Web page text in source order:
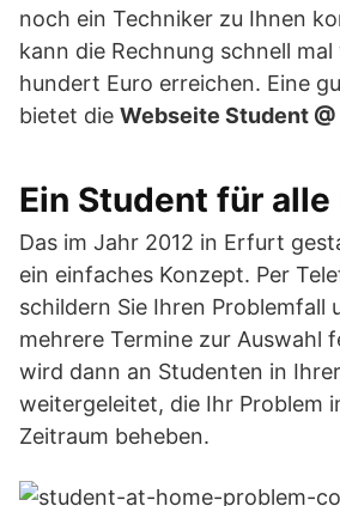
noch ein Techniker zu Ihnen
kann die Rechnung schnell
hundert Euro erreichen. Eine
bietet die Webseite Student @
Ein Student für alle
Das im Jahr 2012 in Erfurt
ein einfaches Konzept. Per
schildern Sie Ihren Problemfall
mehrere Termine zur Auswahl
wird dann an Studenten in
weitergeleitet, die Ihr Problem
Zeitraum beheben.